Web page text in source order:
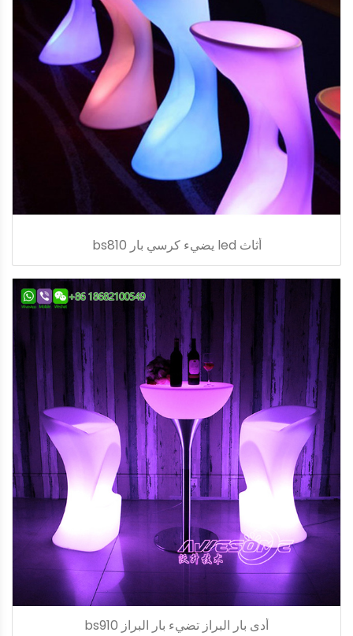
أثاث led يضيء كرسي بار bs810
أدى بار البراز تضيء بار البراز bs910